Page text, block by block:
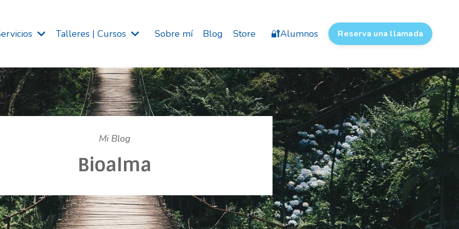
Talleres | Cursos Sobre mí Blog Store 🔐Alumnos Reserva una llamada
Mi Blog
Bioalma